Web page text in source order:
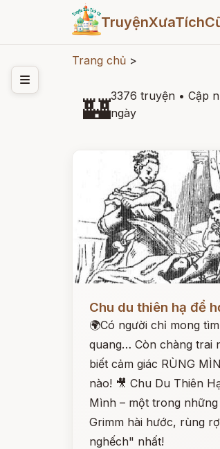
Trang chủ >
🏰3376 truyện • Cập
ngày
Chu du thiên hạ để
🌍Có người chỉ mong
quang… Còn chàng trai
biết cảm giác RÙNG
nào! 🎥 Chu Du Thiên
Mình – một trong
Grimm hài hước, rùng
nghếch" nhất!